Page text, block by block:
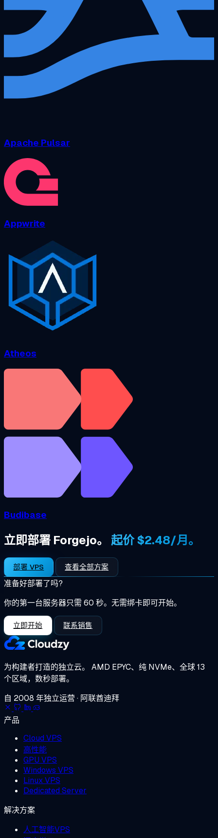
Apache Pulsar
Appwrite
Atheos
Budibase
立即部署 Forgejo。 起价 $2.48/月。
部署 VPS 查看全部方案
准备好部署了吗?
你的第一台服务器只需 60 秒。无需绑卡即可开始。
立即开始 联系销售
为构建者打造的独立云。 AMD EPYC、纯 NVMe、全球 13
个区域，数秒部署。
自 2008 年独立运营 · 阿联酋迪拜
产品
Cloud VPS
高性能
GPU VPS
Windows VPS
Linux VPS
Dedicated Server
解决方案
人工智能VPS